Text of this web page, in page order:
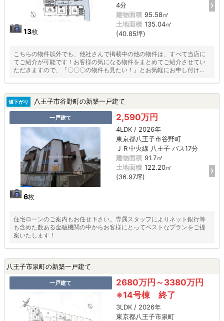
13枚
4分
建物面積 95.58㎡
土地面積 135.04㎡
(40.85坪)
こちらの物件以外でも、他社さんで掲載中の他の物件は、すべて当店に
てご紹介が可能です！お客様の気になる物件をまとめてご紹介させてい
ただきますので、『〇〇〇の物件も見たい！』とお気軽にお申し付けく
値下がり 八王子市谷野町の新築一戸建て
一戸建て
6枚
2,590万円
4LDK / 2026年
東京都八王子市谷野町
ＪＲ中央線 八王子 バス17分
建物面積 91.7㎡
土地面積 122.20㎡
(36.97坪)
住宅ローンのご案内もお任せ下さい。専属スタッフによりネット銀行等
も含めた数ある金融機関の中からお客様にとってベストなプランをご提
案いたします！
八王子市泉町の新築一戸建て
一戸建て
2680万円～3380万円
※14号棟 終了
3LDK / 2026年
東京都八王子市泉町